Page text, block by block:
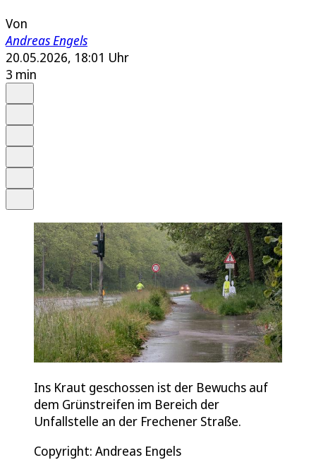
Von
Andreas Engels
20.05.2026, 18:01 Uhr
3 min
Ins Kraut geschossen ist der Bewuchs auf
dem Grünstreifen im Bereich der
Unfallstelle an der Frechener Straße.
Copyright: Andreas Engels